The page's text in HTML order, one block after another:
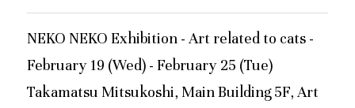
NEKO NEKO Exhibition - Art related to cats -
February 19 (Wed) - February 25 (Tue)
Takamatsu Mitsukoshi, Main Building 5F, Art